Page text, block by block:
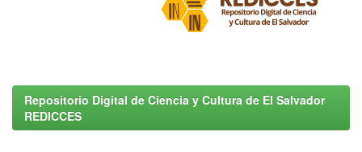
Repositorio Digital de Ciencia y Cultura de El Salvador
REDICCES